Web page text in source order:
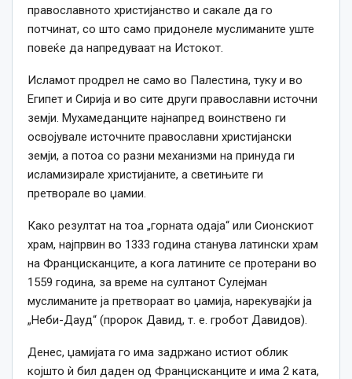
православното христијанство и сакале да го
потчинат, со што само придонеле муслиманите уште
повеќе да напредуваат на Истокот.
Исламот продрел не само во Палестина, туку и во
Египет и Сирија и во сите други православни источни
земји. Мухамеданците најнапред воинствено ги
освојувале источните православни христијански
земји, а потоа со разни механизми на принуда ги
исламизирале христијаните, а светињите ги
претворале во џамии.
Како резултат на тоа „горната одаја“ или Сионскиот
храм, најпрвин во 1333 година станува латински храм
на Францисканците, а кога латините се протерани во
1559 година, за време на султанот Сулејман
муслиманите ја претвораат во џамија, нарекувајќи ја
„Неби-Дауд“ (пророк Давид, т. е. гробот Давидов).
Денес, џамијата го има задржано истиот облик
којшто ѝ бил даден од Францисканците и има 2 ката,